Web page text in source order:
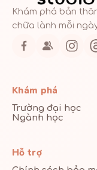
Khám phá bản
chữa lành mỗi
Khám phá
Trường đại học
Ngành học
Hỗ trợ